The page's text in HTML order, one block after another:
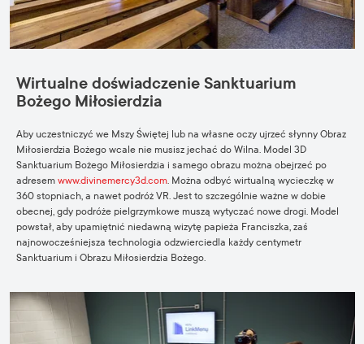
Wirtualne doświadczenie Sanktuarium
Bożego Miłosierdzia
Aby uczestniczyć we Mszy Świętej lub na własne oczy ujrzeć słynny Obraz
Miłosierdzia Bożego wcale nie musisz jechać do Wilna. Model 3D
Sanktuarium Bożego Miłosierdzia i samego obrazu można obejrzeć po
adresem www.divinemercy3d.com. Można odbyć wirtualną wycieczkę w
360 stopniach, a nawet podróż VR. Jest to szczególnie ważne w dobie
obecnej, gdy podróże pielgrzymkowe muszą wytyczać nowe drogi. Model
powstał, aby upamiętnić niedawną wizytę papieża Franciszka, zaś
najnowocześniejsza technologia odzwierciedla każdy centymetr
Sanktuarium i Obrazu Miłosierdzia Bożego.